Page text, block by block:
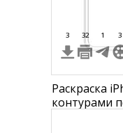
3 32 1 3
Раскраска
контурами